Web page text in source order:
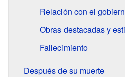
Relación con el
Obras destacadas y
Fallecimiento
Después de su muerte